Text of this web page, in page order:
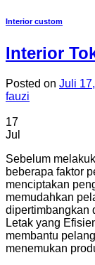
Interior custom
Interior
Posted on Juli
fauzi
17
Jul
Sebelum
beberapa faktor
menciptakan
memudahkan
dipertimbangkan
Letak yang
membantu
menemukan